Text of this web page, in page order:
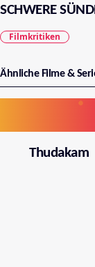
SCHWERE
Filmkritiken
Ähnliche Filme &
Thudakam